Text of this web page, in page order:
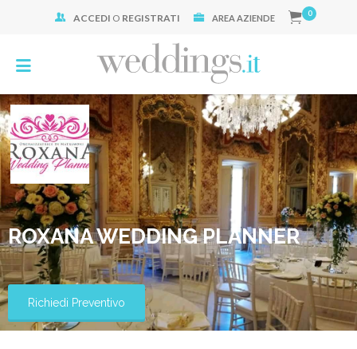
ACCEDI O REGISTRATI AREA AZIENDE 0
ROXANA WEDDING PLANNER
Richiedi Preventivo